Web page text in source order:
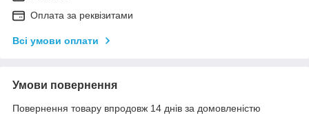
Оплата за реквізитами
Всі умови оплати
Умови повернення
Повернення товару впродовж 14 днів за домовленістю